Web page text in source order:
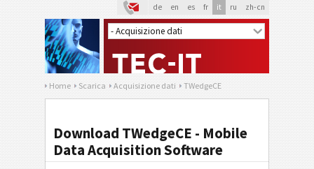
de en es fr it ru zh-cn
Home Scarica Acquisizione dati TWedgeCE
Download TWedgeCE - Mobile
Data Acquisition Software